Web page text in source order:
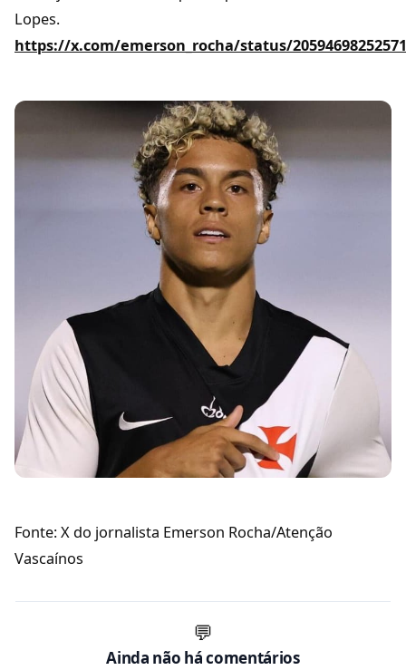
Lopes.
https://x.com/emerson_rocha/status/
Fonte: X do jornalista Emerson Rocha/Atenção
Vascaínos
💬
Ainda não há comentários